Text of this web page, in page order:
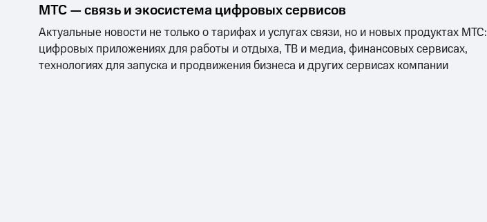
МТС — связь и экосистема цифровых сервисов
Актуальные новости не только о тарифах и услугах связи, но и новых продуктах МТС:
цифровых приложениях для работы и отдыха, ТВ и медиа, финансовых сервисах,
технологиях для запуска и продвижения бизнеса и других сервисах компании